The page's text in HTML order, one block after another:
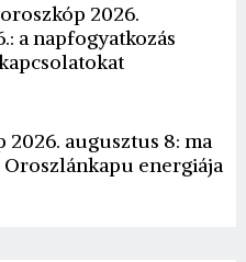
2026.
a napfogyatkozás
augusztus 8: ma
Oroszlánkapu energiája